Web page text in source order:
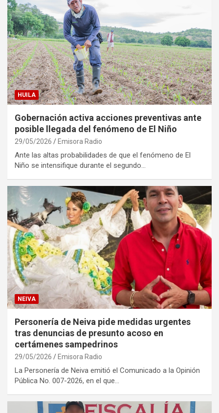
HUILA
Gobernación activa acciones preventivas ante
posible llegada del fenómeno de El Niño
29/05/2026 Emisora Radio
Ante las altas probabilidades de que el fenómeno de El
Niño se intensifique durante el segundo…
NEIVA
Personería de Neiva pide medidas urgentes
tras denuncias de presunto acoso en
certámenes sampedrinos
29/05/2026 Emisora Radio
La Personería de Neiva emitió el Comunicado a la Opinión
Pública No. 007-2026, en el que…